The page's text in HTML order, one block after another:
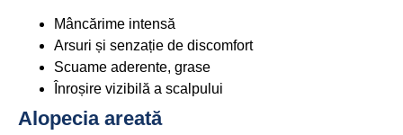
Mâncărime intensă
Arsuri și senzație de discomfort
Scuame aderente, grase
Înroșire vizibilă a scalpului
Alopecia areată